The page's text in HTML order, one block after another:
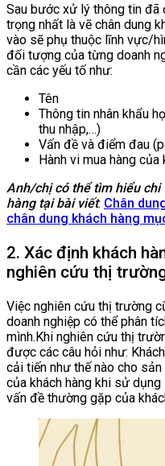
Sau bước xử lý thông tin đã
trọng nhất là vẽ chân dung
vào sẽ phụ thuộc lĩnh vực/
đối tượng của từng doanh
cần các yếu tố như:
Tên
Thông tin nhân khẩu
thu nhập,…)
Vấn đề và điểm đau
Hành vi mua hàng của
Anh/chị có thể tìm hiểu chi
hàng tại bài viết: Chân
chân dung khách hàng
2. Xác định khách
nghiên cứu thị
Việc nghiên cứu thị trường
doanh nghiệp có thể phân
mình.Khi nghiên cứu thị
được các câu hỏi như:
cải tiến như thế nào cho
của khách hàng khi sử
vấn đề thường gặp của